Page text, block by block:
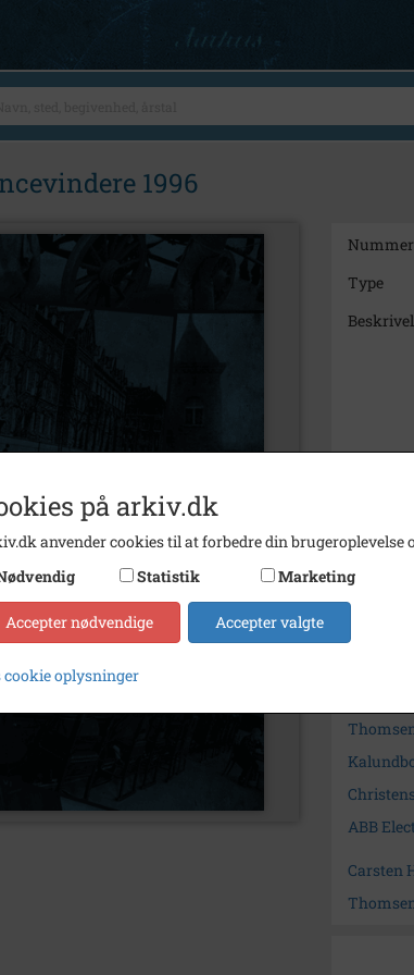
1996
Nummer
Type
Fotograf
Arkiv
ABB
Carsten
på arkiv.dk
anvender cookies til at forbedre din
Statistik Marketing
Accepter nødvendige Accepter valgte
cookie oplysninger